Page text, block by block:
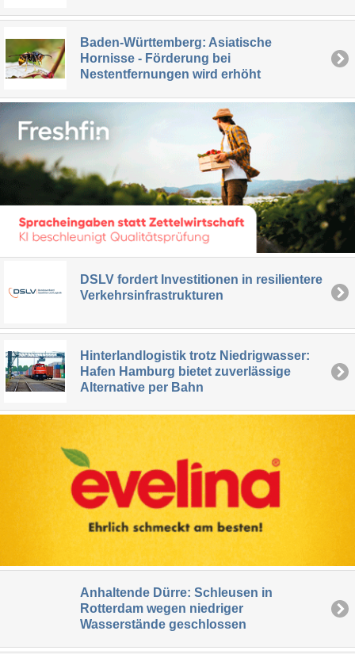
Baden-Württemberg: Asiatische
Hornisse - Förderung bei
Nestentfernungen wird erhöht
DSLV fordert Investitionen in resilientere
Verkehrsinfrastrukturen
Hinterlandlogistik trotz Niedrigwasser:
Hafen Hamburg bietet zuverlässige
Alternative per Bahn
Anhaltende Dürre: Schleusen in
Rotterdam wegen niedriger
Wasserstände geschlossen